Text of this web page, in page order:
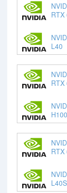
RTX
L40
RTX
RTX
L40S